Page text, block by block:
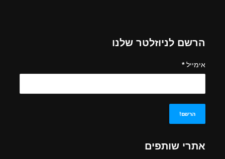
הרשם לניוזלטר שלנו
אימייל*
אתרי שותפים